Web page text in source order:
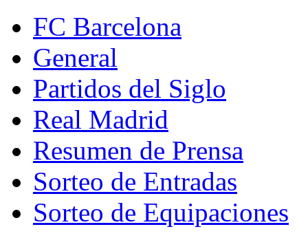
FC Barcelona
General
Partidos del Siglo
Real Madrid
Resumen de Prensa
Sorteo de Entradas
Sorteo de Equipaciones